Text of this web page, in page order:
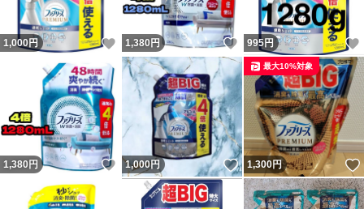
1,000円 いいね！
1,380 円 いいね！
995円
1,380 円 いいね！
1,000円 いいね！
1,300円
最大10%対象